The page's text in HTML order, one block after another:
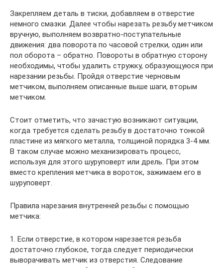
Закрепляем деталь в тиски, добавляем в отверстие
немного смазки. Далее чтобы нарезать резьбу метчиком
вручную, выполняем возвратно-поступательные
движения: два поворота по часовой стрелки, один или
пол оборота – обратно. Повороты в обратную сторону
необходимы, чтобы удалить стружку, образующуюся при
нарезании резьбы. Пройдя отверстие черновым
метчиком, выполняем описанные выше шаги, вторым
метчиком.
Стоит отметить, что зачастую возникают ситуации,
когда требуется сделать резьбу в достаточно тонкой
пластине из мягкого металла, толщиной порядка 3-4 мм.
В таком случае можно механизировать процесс,
используя для этого шуруповерт или дрель. При этом
вместо крепления метчика в вороток, зажимаем его в
шуруповерт.
Правила нарезания внутренней резьбы с помощью
метчика:
1. Если отверстие, в котором нарезается резьба
достаточно глубокое, тогда следует периодически
выворачивать метчик из отверстия. Следование